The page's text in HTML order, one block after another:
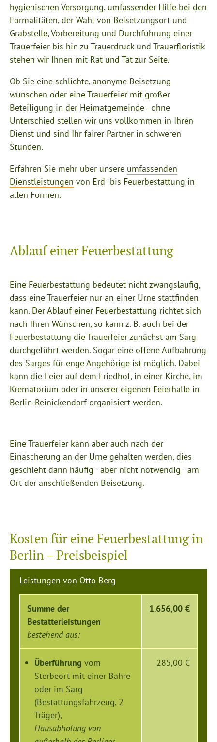
hygienischen Versorgung, umfassender Hilfe bei den
Formalitäten, der Wahl von Beisetzungsort und
Grabstelle, Vorbereitung und Durchführung einer
Trauerfeier bis hin zu Trauerdruck und Trauerfloristik
stehen wir Ihnen mit Rat und Tat zur Seite.
Ob Sie eine schlichte, anonyme Beisetzung
wünschen oder eine Trauerfeier mit großer
Beteiligung in der Heimatgemeinde - ohne
Unterschied stellen wir uns vollkommen in Ihren
Dienst und sind Ihr fairer Partner in schweren
Stunden.
Erfahren Sie mehr über unsere umfassenden
Dienstleistungen von Erd- bis Feuerbestattung in
allen Formen.
Ablauf einer Feuerbestattung
Eine Feuerbestattung bedeutet nicht zwangsläufig,
dass eine Trauerfeier nur an einer Urne stattfinden
kann. Der Ablauf einer Feuerbestattung richtet sich
nach Ihren Wünschen, so kann z. B. auch bei der
Feuerbestattung die Trauerfeier zunächst am Sarg
durchgeführt werden. Sogar eine offene Aufbahrung
des Sarges für enge Angehörige ist möglich. Dabei
kann die Feier auf dem Friedhof, in einer Kirche, im
Krematorium oder in unserer eigenen Feierhalle in
Berlin-Reinickendorf organisiert werden.
Eine Trauerfeier kann aber auch nach der
Einäscherung an der Urne gehalten werden, dies
geschieht dann häufig - aber nicht notwendig - am
Ort der anschließenden Beisetzung.
Kosten für eine Feuerbestattung in
Berlin – Preisbeispiel
Leistungen von Otto Berg
Summe der
Bestatterleistungen
bestehend aus:
1.656,00 €
Überführung vom
Sterbeort mit einer Bahre
oder im Sarg
(Bestattungsfahrzeug, 2
Träger),
Hausabholung von
285,00 €